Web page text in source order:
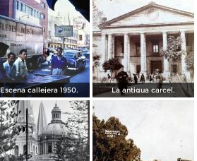
Escena callejera 1950. La antigua carcel.